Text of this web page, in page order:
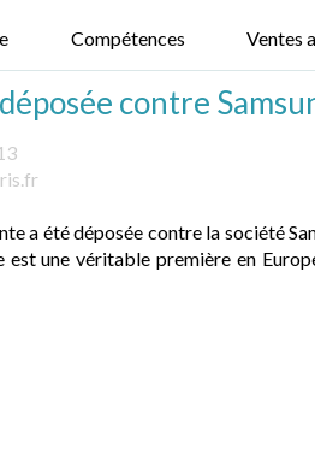
Compétences Ventes
contre
a été déposée contre la société
est une véritable première en